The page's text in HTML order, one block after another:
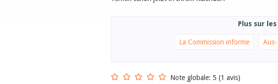
Plus sur
La Commission informe
Note globale: 5 (1 avis)